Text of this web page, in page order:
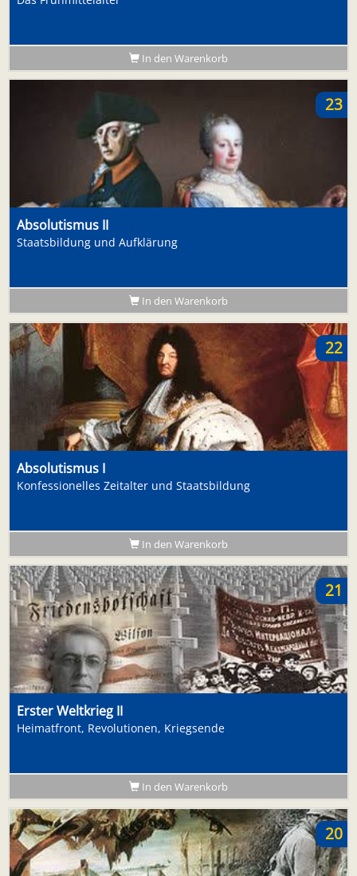
In den Warenkorb
23
Absolutismus II
Staatsbildung und Aufklärung
In den Warenkorb
22
Absolutismus I
Konfessionelles Zeitalter und Staatsbildung
In den Warenkorb
21
Erster Weltkrieg II
Heimatfront, Revolutionen, Kriegsende
In den Warenkorb
20